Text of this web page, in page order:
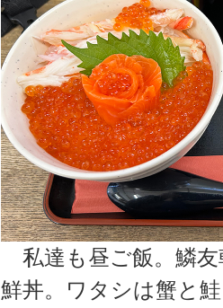
私達も昼ご飯。鱗友
鮮丼。ワタシは蟹と